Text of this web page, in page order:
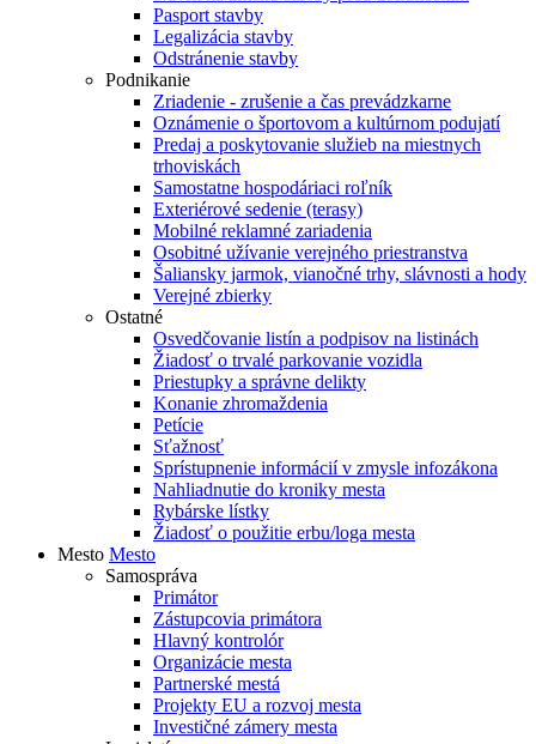
Pasport stavby
Legalizácia stavby
Odstránenie stavby
Podnikanie
Zriadenie - zrušenie a čas prevádzkarne
Oznámenie o športovom a kultúrnom podujatí
Predaj a poskytovanie služieb na miestnych
trhoviskách
Samostatne hospodáriaci roľník
Exteriérové sedenie (terasy)
Mobilné reklamné zariadenia
Osobitné užívanie verejného priestranstva
Šaliansky jarmok, vianočné trhy, slávnosti a hody
Verejné zbierky
Ostatné
Osvedčovanie listín a podpisov na listinách
Žiadosť o trvalé parkovanie vozidla
Priestupky a správne delikty
Konanie zhromaždenia
Petície
Sťažnosť
Sprístupnenie informácií v zmysle infozákona
Nahliadnutie do kroniky mesta
Rybárske lístky
Žiadosť o použitie erbu/loga mesta
Mesto Mesto
Samospráva
Primátor
Zástupcovia primátora
Hlavný kontrolór
Organizácie mesta
Partnerské mestá
Projekty EU a rozvoj mesta
Investičné zámery mesta